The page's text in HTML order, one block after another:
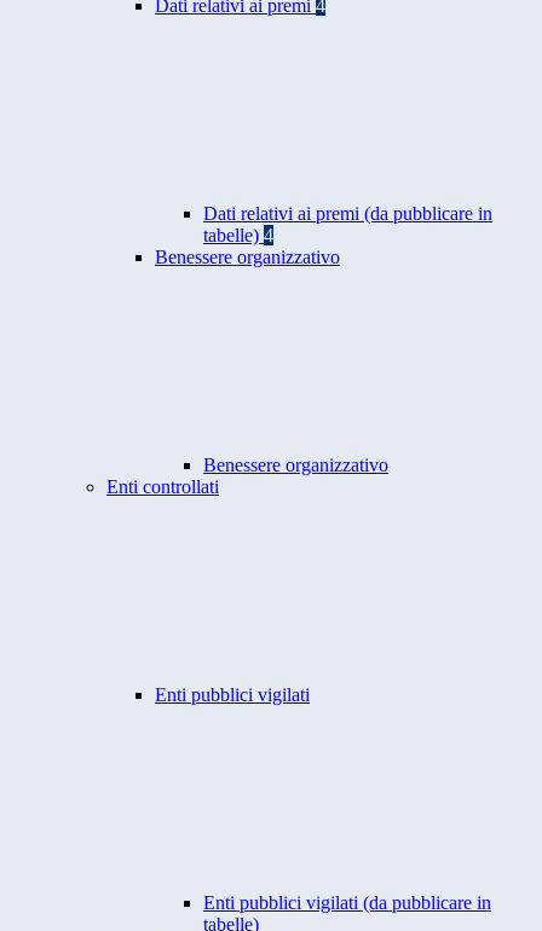
Dati relativi ai premi 4
Dati relativi ai premi (da pubblicare in
tabelle) 4
Benessere organizzativo
Benessere organizzativo
Enti controllati
Enti pubblici vigilati
Enti pubblici vigilati (da pubblicare in
tabelle)